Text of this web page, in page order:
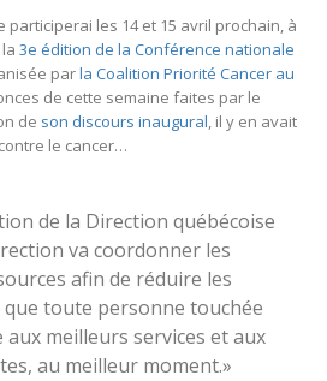
participerai les 14 et 15 avril prochain, à
3e édition de la Conférence nationale
parla Coalition Priorité Cancer au
de cette semaine faites par le
de son discours inaugural, il y en avait
le cancer…
de la Direction québécoise
va coordonner les
afin de réduire les
que toute personne touchée
aux meilleurs services et aux
au meilleur moment.»